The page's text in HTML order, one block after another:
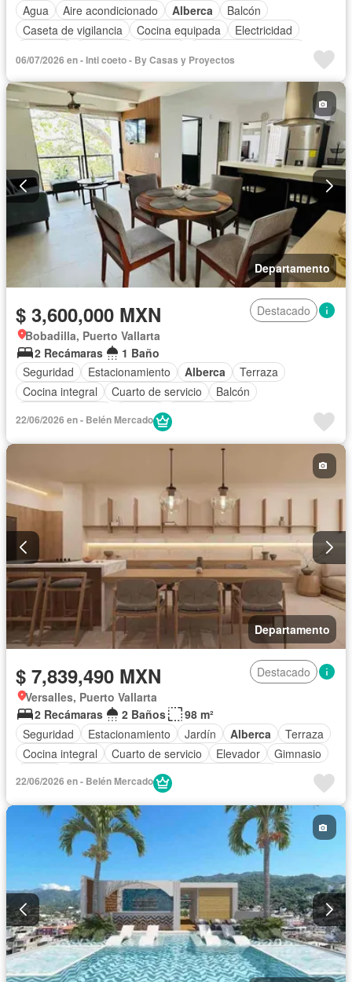
Agua
Aire acondicionado Alberca
Balcón
Caseta de vigilancia
Cocina equipada
Electricidad
Azotea
Seguridad Televisión por cable
Vista panorámica
Wifi Sin amueblar
06/07/2026 en - Inti coeto - By Casas y Proyectos
Departamento
$ 3,600,000 MXN
Destacado
Bobadilla, Puerto Vallarta
2 Recámaras
1 Baño
Seguridad
Estacionamiento Alberca
Terraza
Cocina integral
Cuarto de servicio
Balcón
Internet
Circuito cerrado de televisión
Cuarto de Limpieza
Gas natural
Caseta de vigilancia
Completamente amueblado
22/06/2026 en - Belén Mercado
Departamento
$ 7,839,490 MXN
Destacado
Versalles, Puerto Vallarta
2 Recámaras
2 Baños
98 m²
Seguridad
Estacionamiento Jardín Alberca
Terraza
Cocina integral
Cuarto de servicio Elevador
Gimnasio
Acceso para personas con discapacidad
Sala polivalente
Electricidad
Agua Cuarto de Limpieza
Jacuzzi
Gas natural
Asador Recámara con closet
Despacho
Conserje Permite mascotas
Permite niños
Solo familias
Sin amueblar
22/06/2026 en - Belén Mercado